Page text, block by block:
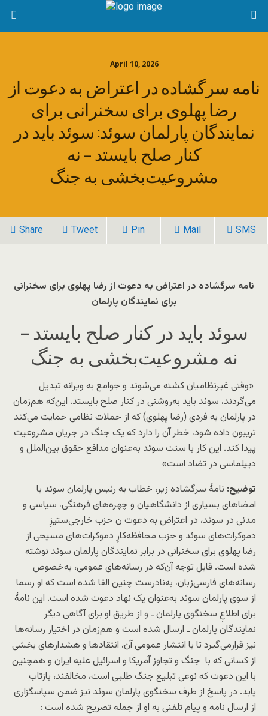
April 10, 2026
نامه سرگشاده در اعتراض به دعوت از
رضا پهلوی برای سخنرانی برای
نمایندگان پارلمان سوئد: سوئد باید در
کنار صلح بایستد – نه
مشروعیت‌بخشی به جنگ
Share Tweet Pin Mail SMS
نامه سرگشاده در اعتراض به دعوت از رضا پهلوی برای سخنرانی
برای نمایندگان پارلمان
سوئد باید در کنار صلح بایستد –
نه مشروعیت‌بخشی به جنگ
«وقتی غیرنظامیان کشته می‌شوند و جوامع به ویرانه تبدیل
می‌گردند، سوئد باید به‌روشنی در کنار صلح بایستد. این‌که هم‌زمان
در پارلمان به فردی (رضا پهلوی) که از حملات نظامی حمایت می‌کند
تریبون داده شود، خطر آن را دارد که یک جنگ در جریان مشروعیت
پیدا کند. این کار با سنت سوئد به‌عنوان مدافع حقوق بین‌الملل و
دیپلماسی در تضاد است»
توضیح: نامهٔ سرگشاده زیر، خطاب به رئیس پارلمان سوئد با
امضاهای بسیاری از دانشگاهیان و چهره‌های فرهنگی، سیاسی و
مدنی در سوئد، در اعتراض به دعوت ن حزب خارجی‌ستیزِ
دموکرات‌های سوئد و حزب محافظه‌کارِ دموکرات‌های مسیحی از
رضا پهلوی برای سخنرانی در برابر نمایندگان پارلمان سوئد نوشته
شده است. قابل توجه آن‌که در رسانه‌های عمومی، به‌خصوص
رسانه‌های فارسی‌زبان، به‌نادرست چنین القا شده است که او رسما
از سوی پارلمان سوئد به‌عنوان یک نهاد دعوت شده است. این نامهٔ
برای اطلاعِ سخنگوی پارلمان ـ و از طریق او برای آگاهی دیگر
نمایندگان پارلمان ـ ارسال شده است و هم‌زمان در اختیار رسانه‌ها
نیز قرارمی‌گیرد تا با انتشار عمومی آن، انتقادها و هشدارهای بخشی
از کسانی که با جنگ و تجاوز آمریکا و اسرائیل علیه ایران و همچنین
با این دعوت که نوعی تبلیغ جنگ طلبی است، مخالفند، بازتاب
یابد. در پاسخ از طرف سخنگوی پارلمان سوئد نیز ضمن سپاسگزاری
از ارسال نامه و پیام تلفنی به او از جمله تصریح شده است :